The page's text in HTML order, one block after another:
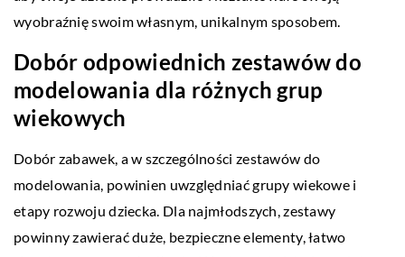
wyobraźnię swoim własnym, unikalnym sposobem.
Dobór odpowiednich zestawów do
modelowania dla różnych grup
wiekowych
Dobór zabawek, a w szczególności zestawów do
modelowania, powinien uwzględniać grupy wiekowe i
etapy rozwoju dziecka. Dla najmłodszych, zestawy
powinny zawierać duże, bezpieczne elementy, łatwo